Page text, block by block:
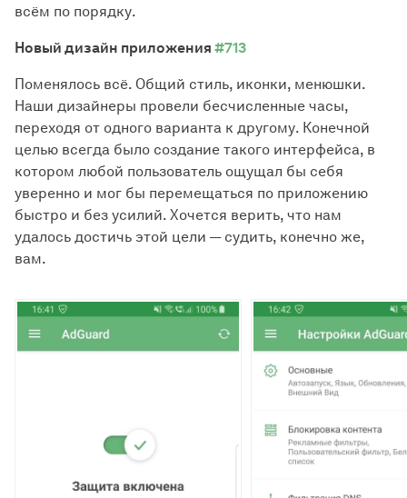
всём по порядку.
Новый дизайн приложения #713
Поменялось всё. Общий стиль, иконки, менюшки.
Наши дизайнеры провели бесчисленные часы,
переходя от одного варианта к другому. Конечной
целью всегда было создание такого интерфейса, в
котором любой пользователь ощущал бы себя
уверенно и мог бы перемещаться по приложению
быстро и без усилий. Хочется верить, что нам
удалось достичь этой цели — судить, конечно же,
вам.